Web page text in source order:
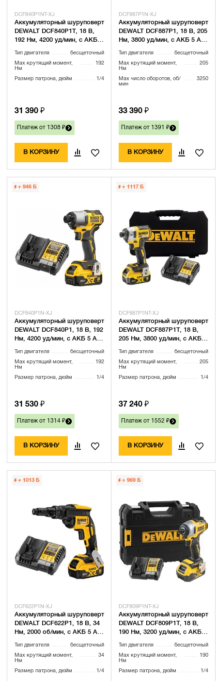
DCF840P1NT-XJ
Аккумуляторный шуруповерт
DEWALT DCF840P1T, 18 В,
192 Нм, 4200 уд/мин, с АКБ 5
Тип двигателя бесщеточный
Max крутящий момент,
Нм
192
Размер патрона, дюйм 1/4
31 390 ₽
Платеж от 1308 ₽
В КОРЗИНУ
DCF887P1N-XJ
Аккумуляторный шуруповерт
DEWALT DCF887P1, 18 В, 205
Нм, 3800 уд/мин, с АКБ 5 Ач
Тип двигателя бесщеточный
Max крутящий момент,
Нм
205
Max число оборотов, об/
мин
3250
33 390 ₽
Платеж от 1391 ₽
В КОРЗИНУ
+ 946 Б
DCF840P1N-XJ
Аккумуляторный шуруповерт
DEWALT DCF840P1, 18 В, 192
Нм, 4200 уд/мин, с АКБ 5 Ач
Тип двигателя бесщеточный
Max крутящий момент,
Нм
192
Размер патрона, дюйм 1/4
31 530 ₽
Платеж от 1314 ₽
В КОРЗИНУ
+ 1117 Б
DCF887P1NT-XJ
Аккумуляторный шуруповерт
DEWALT DCF887P1T, 18 В,
205 Нм, 3800 уд/мин, с АКБ 5
Тип двигателя бесщеточный
Max крутящий момент,
Нм
205
Размер патрона, дюйм 1/4
37 240 ₽
Платеж от 1552 ₽
В КОРЗИНУ
+ 1013 Б
DCF622P1N-XJ
Аккумуляторный шуруповерт
DEWALT DCF622P1, 18 В, 34
Нм, 2000 об/мин, с АКБ 5 Ач
Тип двигателя бесщеточный
Max крутящий момент,
Нм
34
Размер патрона, дюйм 1/4
+ 969 Б
DCF809P1NT-XJ
Аккумуляторный шуруповерт
DEWALT DCF809P1T, 18 В,
190 Нм, 3200 уд/мин, с АКБ 5
Тип двигателя бесщеточный
Max крутящий момент,
Нм
190
Размер патрона, дюйм 1/4